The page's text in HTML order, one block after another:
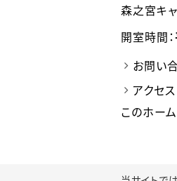
森之宮キ
開室時間：
お問い
アクセス
このホー